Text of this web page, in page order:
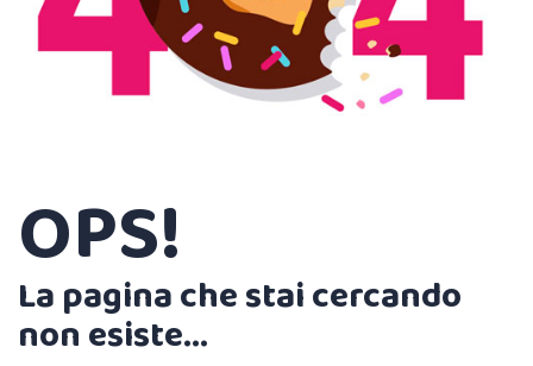
OPS!
La pagina che stai cercando
non esiste...